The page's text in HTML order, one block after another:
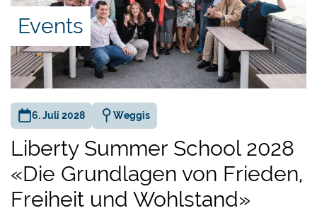
Events
6. Juli 2028 Weggis
Liberty Summer School 2028
«Die Grundlagen von Frieden,
Freiheit und Wohlstand»